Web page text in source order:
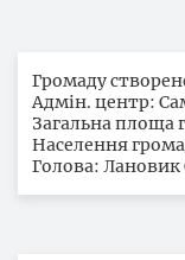
Громаду
Адмін. центр:
Загальна площа
Населення
Голова: Лановик